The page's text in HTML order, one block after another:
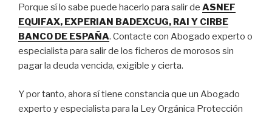
Porque sí lo sabe puede hacerlo para salir de ASNEF
EQUIFAX, EXPERIAN BADEXCUG, RAI Y CIRBE
BANCO DE ESPAÑA. Contacte con Abogado experto o
especialista para salir de los ficheros de morosos sin
pagar la deuda vencida, exigible y cierta.
Y por tanto, ahora sí tiene constancia que un Abogado
experto y especialista para la Ley Orgánica Protección